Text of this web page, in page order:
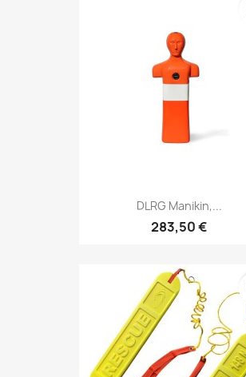
DLRG Manikin,...
283,50 €